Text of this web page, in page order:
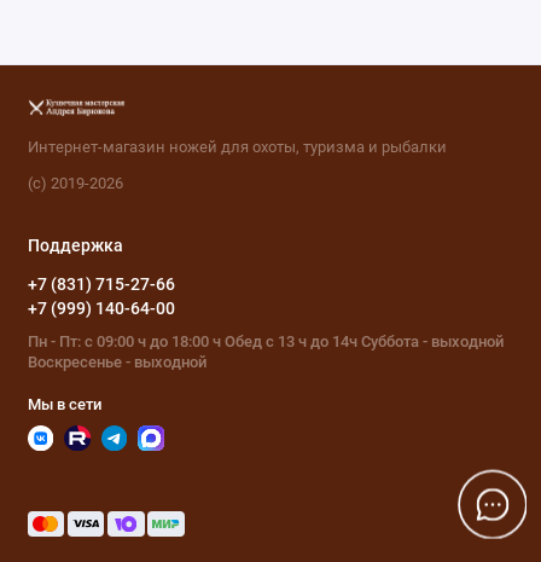
Интернет-магазин ножей для охоты, туризма и рыбалки
(с) 2019-2026
Поддержка
+7 (831) 715-27-66
+7 (999) 140-64-00
Пн - Пт: с 09:00 ч до 18:00 ч Обед с 13 ч до 14ч Суббота - выходной
Воскресенье - выходной
Мы в сети